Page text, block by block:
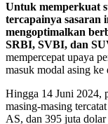
Untuk memperkuat
tercapainya sasaran
mengoptimalkan
SRBI, SVBI, dan
mempercepat upaya
masuk modal asing ke
Hingga 14 Juni 2024,
masing-masing
AS, dan 395 juta